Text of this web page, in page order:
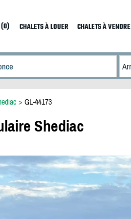
(0) CHALETS À LOUER CHALETS À VENDRE
> GL-44173
Shediac